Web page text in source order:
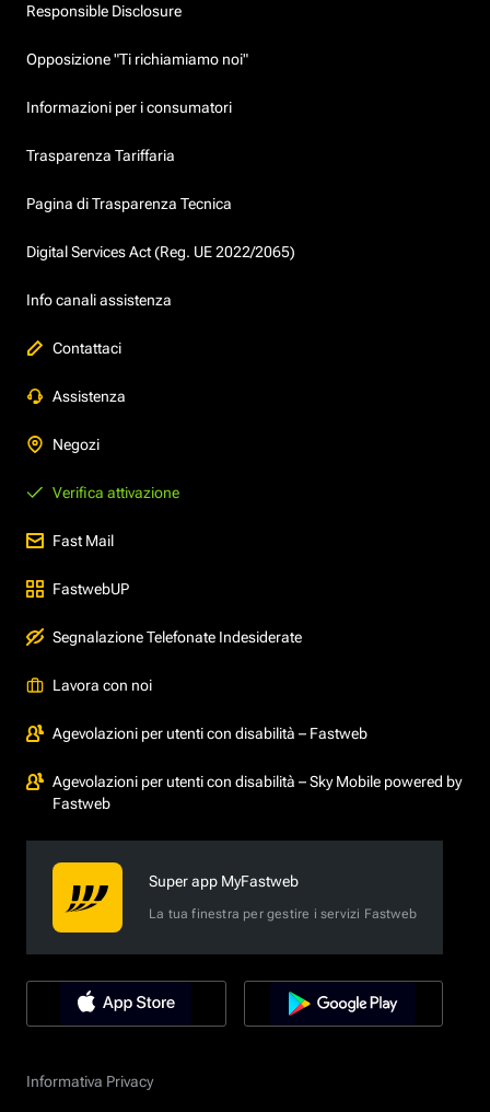
Responsible Disclosure
Opposizione "Ti richiamiamo noi"
Informazioni per i consumatori
Trasparenza Tariffaria
Pagina di Trasparenza Tecnica
Digital Services Act (Reg. UE 2022/2065)
Info canali assistenza
Contattaci
Assistenza
Negozi
Verifica attivazione
Fast Mail
FastwebUP
Segnalazione Telefonate Indesiderate
Lavora con noi
Agevolazioni per utenti con disabilità – Fastweb
Agevolazioni per utenti con disabilità – Sky Mobile powered by
Fastweb
Super app MyFastweb
La tua finestra per gestire i servizi Fastweb
Informativa Privacy